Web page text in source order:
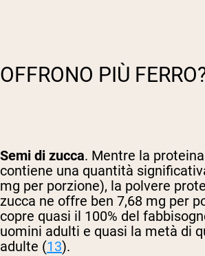
OFFRONO PIÙ
Semi di zucca. Mentre la
contiene una quantità
mg per porzione), la polvere
zucca ne offre ben 7,68 mg per
copre quasi il 100% del
uomini adulti e quasi la metà di
adulte (13).